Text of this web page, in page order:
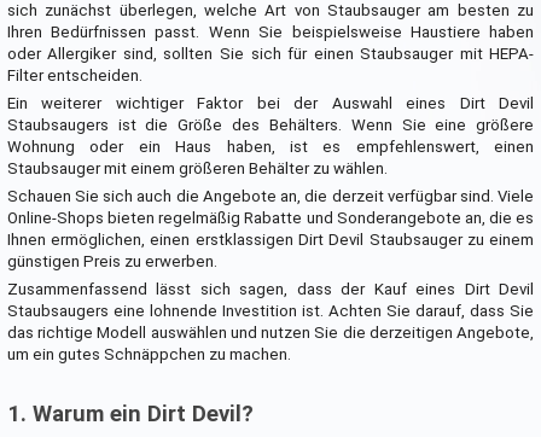
sich zunächst überlegen, welche Art von Staubsauger am besten zu
Ihren Bedürfnissen passt. Wenn Sie beispielsweise Haustiere haben
oder Allergiker sind, sollten Sie sich für einen Staubsauger mit HEPA-
Filter entscheiden.
Ein weiterer wichtiger Faktor bei der Auswahl eines Dirt Devil
Staubsaugers ist die Größe des Behälters. Wenn Sie eine größere
Wohnung oder ein Haus haben, ist es empfehlenswert, einen
Staubsauger mit einem größeren Behälter zu wählen.
Schauen Sie sich auch die Angebote an, die derzeit verfügbar sind. Viele
Online-Shops bieten regelmäßig Rabatte und Sonderangebote an, die es
Ihnen ermöglichen, einen erstklassigen Dirt Devil Staubsauger zu einem
günstigen Preis zu erwerben.
Zusammenfassend lässt sich sagen, dass der Kauf eines Dirt Devil
Staubsaugers eine lohnende Investition ist. Achten Sie darauf, dass Sie
das richtige Modell auswählen und nutzen Sie die derzeitigen Angebote,
um ein gutes Schnäppchen zu machen.
1. Warum ein Dirt Devil?